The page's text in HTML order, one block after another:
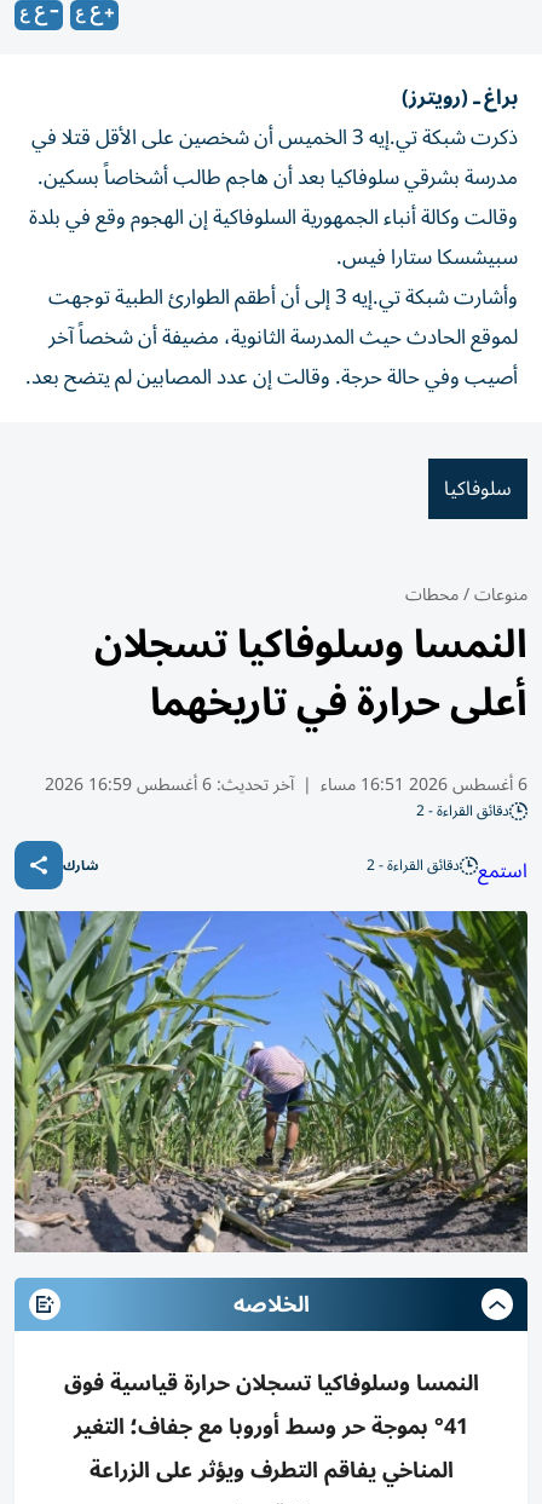
براغ ـ (رويترز)
ذكرت شبكة تي.إيه 3 الخميس أن شخصين على الأقل قتلا في
مدرسة بشرقي سلوفاكيا بعد أن هاجم طالب أشخاصاً بسكين.
وقالت وكالة أنباء الجمهورية السلوفاكية إن الهجوم وقع في بلدة
سبيشسكا ستارا فيس.
وأشارت شبكة تي.إيه 3 إلى أن أطقم الطوارئ الطبية توجهت
لموقع الحادث حيث المدرسة الثانوية، مضيفة أن شخصاً آخر
أصيب وفي حالة حرجة. وقالت إن عدد المصابين لم يتضح بعد.
سلوفاكيا
منوعات/محطات
النمسا وسلوفاكيا تسجلان
أعلى حرارة في تاريخهما
6 أغسطس 2026 16:51 مساء | آخر تحديث:6 أغسطس 16:59 2026
دقائق القراءة - 2
استمع دقائق القراءة - 2 شارك
الخلاصه
النمسا وسلوفاكيا تسجلان حرارة قياسية فوق
41° بموجة حر وسط أوروبا مع جفاف؛ التغير
المناخي يفاقم التطرف ويؤثر على الزراعة